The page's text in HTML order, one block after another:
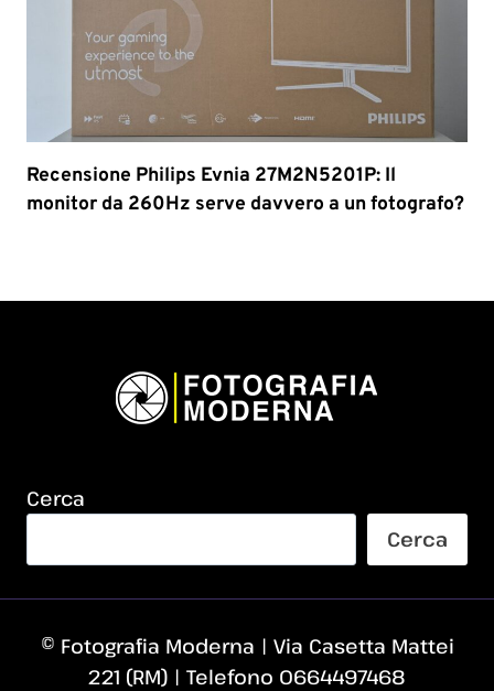
Recensione Philips Evnia 27M2N5201P: Il
monitor da 260Hz serve davvero a un fotografo?
Cerca
Cerca
© Fotografia Moderna | Via Casetta Mattei
221 (RM) | Telefono 0664497468